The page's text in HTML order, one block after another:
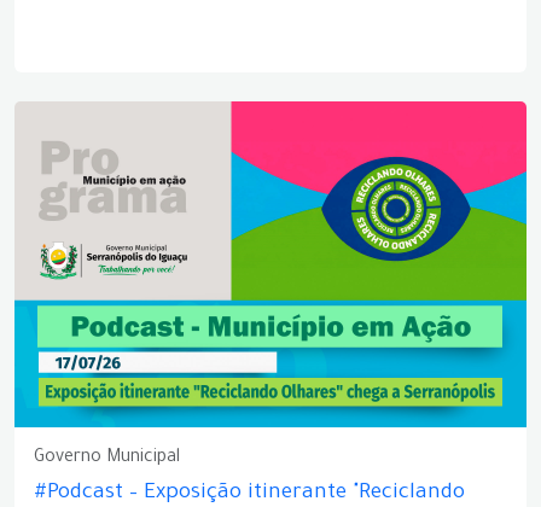
Governo Municipal
#Podcast – Exposição itinerante "Reciclando